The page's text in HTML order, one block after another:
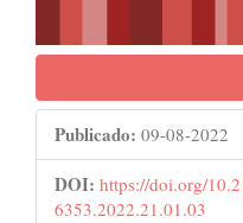
Publicado: 09-08-2022
DOI: https://doi.org/
6353.2022.21.01.03